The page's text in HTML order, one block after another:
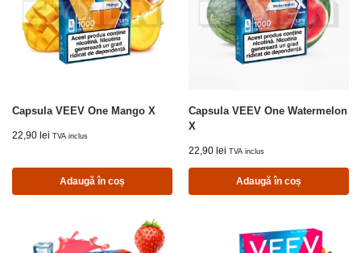
Capsula VEEV One Mango X
22,90 lei TVA inclus
Adaugă în coș
Capsula VEEV One Watermelon
X
22,90 lei TVA inclus
Adaugă în coș